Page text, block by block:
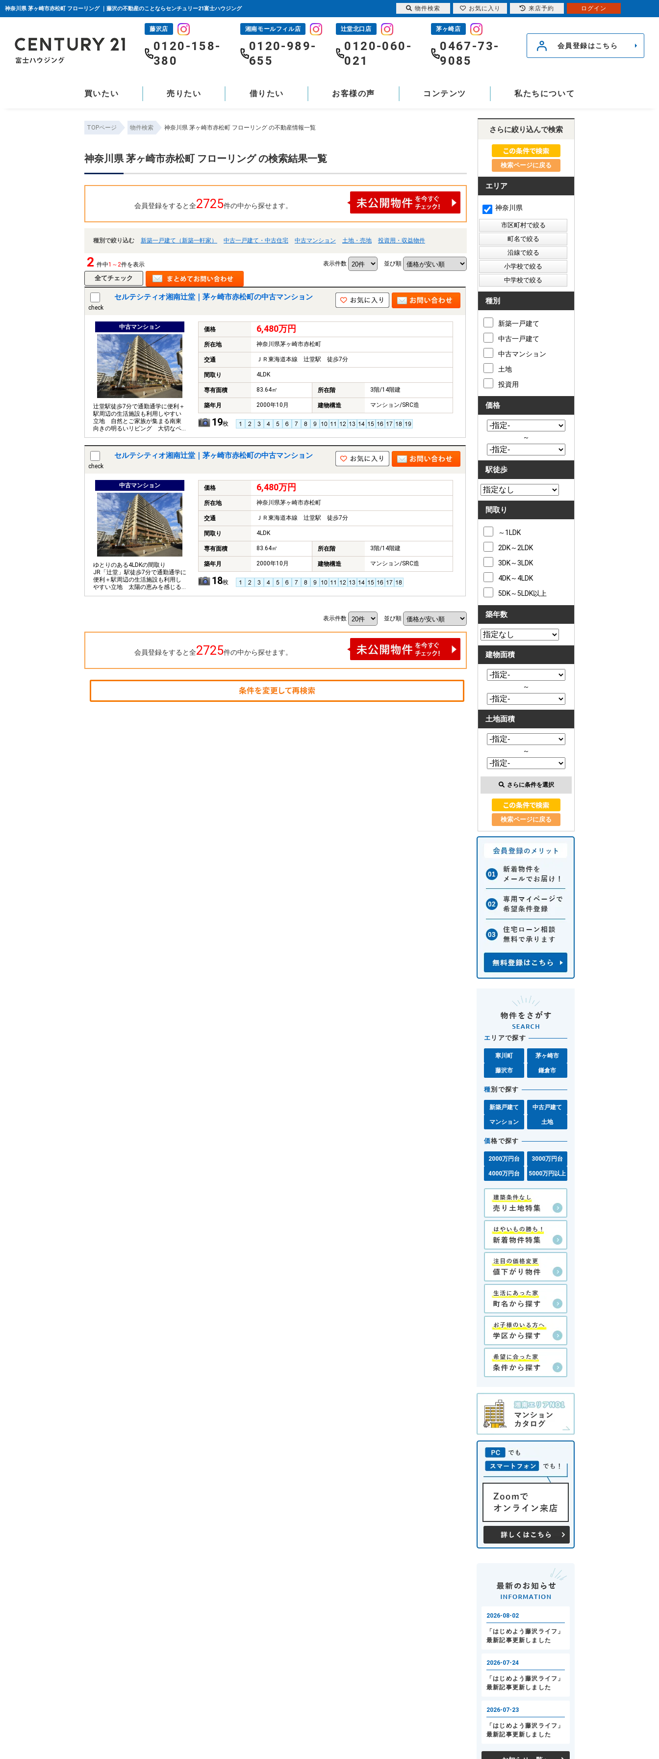
神奈川県 茅ヶ崎市赤松町 フローリング ｜藤沢の不動産のことならセンチュリー21富士ハウジング
藤沢店
0120-158-
380
湘南モールフィル店
0120-989-
655
辻堂北口店
0120-060-
021
茅ヶ崎店
0467-73-
9085
会員登録はこちら
買いたい 売りたい 借りたい お客様の声 コンテンツ 私たちについて
TOPページ 物件検索 神奈川県 茅ヶ崎市赤松町 フローリング の不動産情報一覧
神奈川県 茅ヶ崎市赤松町 フローリング の検索結果一覧
会員登録をすると全2725件の中から探せます。
種別で絞り込む 新築一戸建て（新築一軒家） 中古一戸建て・中古住宅 中古マンション 土地・売地 投資用・収益物件
2 件中1～2件を表示 表示件数 並び順
check
セルテシティオ湘南辻堂｜茅ヶ崎市赤松町の中古マンション
中古マンション
辻堂駅徒歩7分で通勤通学に便利＋
駅周辺の生活施設も利用しやすい
立地 自然とご家族が集まる南東
向きの明るいリビング 大切なペ
ットとともに暮らせます（細則あ
価格 6,480万円
所在地 神奈川県茅ヶ崎市赤松町
交通 ＪＲ東海道本線 辻堂駅 徒歩7分
間取り 4LDK
専有面積 83.64㎡ 所在階 3階/14階建
築年月 2000年10月 建物構造 マンション/SRC造
19枚
check
セルテシティオ湘南辻堂｜茅ヶ崎市赤松町の中古マンション
中古マンション
ゆとりのある4LDKの間取り
JR「辻堂」駅徒歩7分で通勤通学に
便利＋駅周辺の生活施設も利用し
やすい立地 太陽の恵みを感じる
温もりあふれる空間
価格 6,480万円
所在地 神奈川県茅ヶ崎市赤松町
交通 ＪＲ東海道本線 辻堂駅 徒歩7分
間取り 4LDK
専有面積 83.64㎡ 所在階 3階/14階建
築年月 2000年10月 建物構造 マンション/SRC造
18枚
表示件数 並び順
会員登録をすると全2725件の中から探せます。
さらに絞り込んで検索
検索ページに戻る
エリア
神奈川県
種別
新築一戸建て
中古一戸建て
中古マンション
土地
投資用
価格
～
駅徒歩
間取り
～1LDK
2DK～2LDK
3DK～3LDK
4DK～4LDK
5DK～5LDK以上
築年数
建物面積
～
土地面積
～
さらに条件を選択
検索ページに戻る
エ リアで探す
寒川町 茅ヶ崎市
藤沢市 鎌倉市
種別で探す
新築戸建て 中古戸建て
マンション 土地
価格で探す
2000万円台 3000万円台
4000万円台 5000万円以上
物件検索 お気に入り 来店予約 ログイン